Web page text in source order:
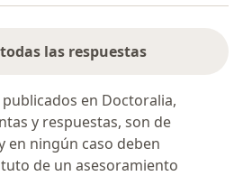
las respuestas
en Doctoralia,
y respuestas, son de
en ningún caso deben
de un asesoramiento